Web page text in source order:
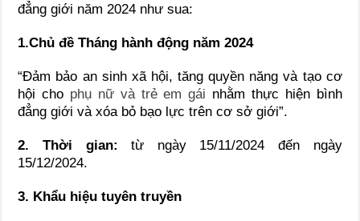
đẳng giới năm 2024 như sua:
1.Chủ đề Tháng hành động năm 2024
“Đảm bảo an sinh xã hội, tăng quyền năng và tạo cơ
hội cho phụ nữ và trẻ em gái nhằm thực hiện bình
đẳng giới và xóa bỏ bạo lực trên cơ sở giới”.
2. Thời gian: từ ngày 15/11/2024 đến ngày
15/12/2024.
3. Khẩu hiệu tuyên truyền